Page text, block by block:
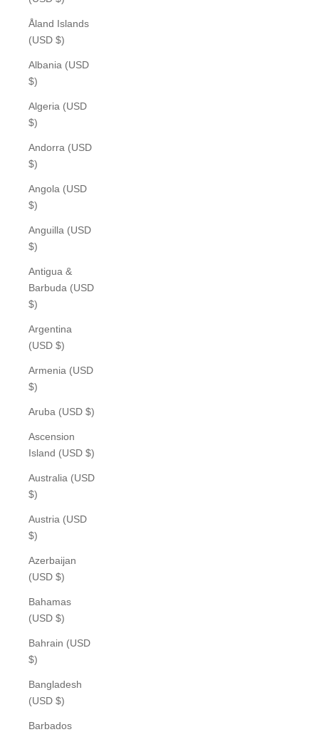
Åland Islands
(USD $)
Albania (USD
$)
Algeria (USD
$)
Andorra (USD
$)
Angola (USD
$)
Anguilla (USD
$)
Antigua &
Barbuda (USD
$)
Argentina
(USD $)
Armenia (USD
$)
Aruba (USD $)
Ascension
Island (USD $)
Australia (USD
$)
Austria (USD
$)
Azerbaijan
(USD $)
Bahamas
(USD $)
Bahrain (USD
$)
Bangladesh
(USD $)
Barbados